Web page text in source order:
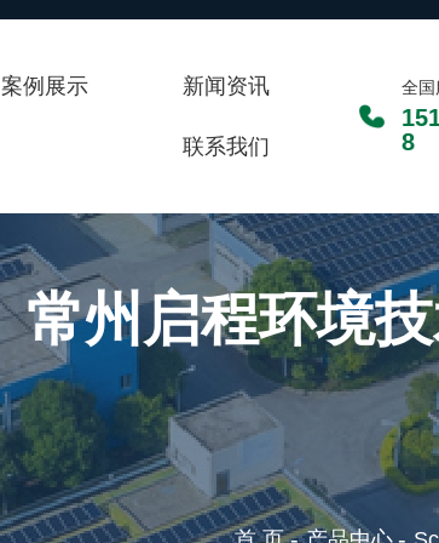
案例展示 新闻资讯
联系我们
全
8
常州启程环境